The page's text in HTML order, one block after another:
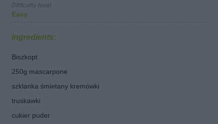
Easy
Ingredients:
Biszkopt
250g mascarpone
szklanka śmietany kremówki
truskawki
cukier puder